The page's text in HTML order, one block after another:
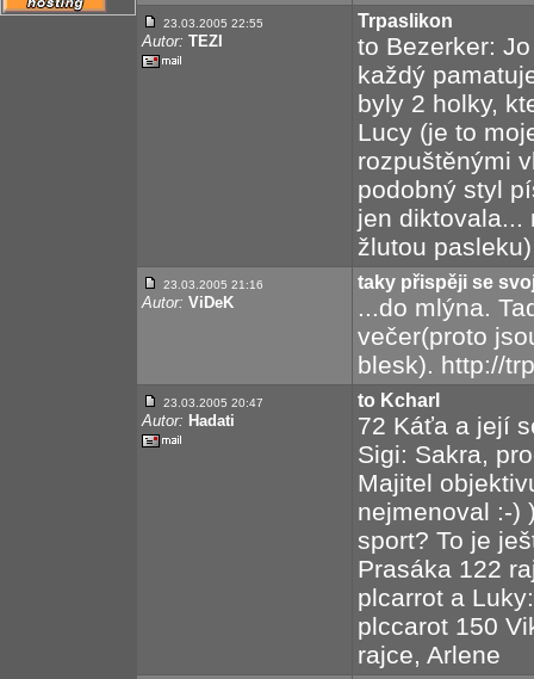
23.03.2005 22:55
Autor: TEZI
Trpaslikon
to Bezerker:
každý
byly 2 holky,
Lucy (je to
rozpuštěnými
podobný styl
jen diktovala...
žlutou
23.03.2005 21:16
Autor: ViDeK
taky přispěji se
...do mlýna.
večer(proto
blesk). http://
23.03.2005 20:47
Autor: Hadati
to Kcharl
72 Káťa a její
Sigi: Sakra,
Majitel
nejmenoval :-)
sport? To je
Prasáka 122
plcarrot a
plccarot 150
rajce, Arlene